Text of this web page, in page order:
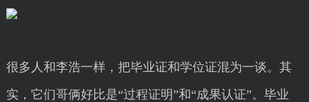
很多人和李浩一样，把毕业证和学位证混为一谈。其
实，它们哥俩好比是“过程证明”和“成果认证”。毕业